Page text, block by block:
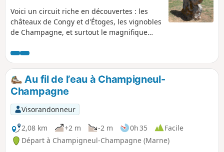
Voici un circuit riche en découvertes : les
châteaux de Congy et d'Étoges, les vignobles
de Champagne, et surtout le magnifique
et cultures avec des points de vue
magnifiques sur les marais de Saint Gond,
tous proches. Aucune difficulté technique si
ce n'est un peu de boue par temps humide.
Au fil de l’eau à Champigneul-
Champagne
Visorandonneur
2,08 km
+2 m -2 m 0h 35
Facile
Départ à Champigneul-Champagne (Marne)